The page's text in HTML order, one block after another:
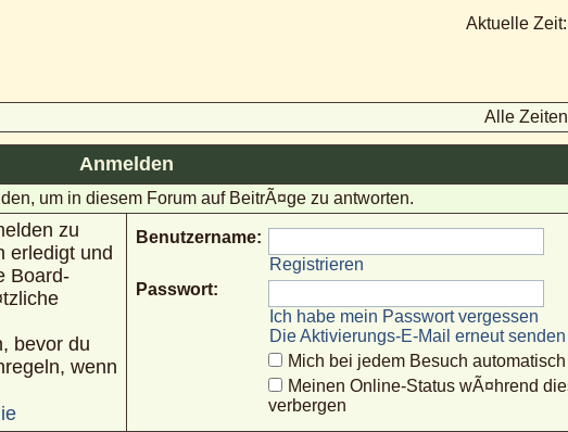
Aktuelle
Alle
Anmelden
um in diesem Forum auf BeitrÃ¤ge zu antworten.
zu
erledigt und
Board-
bevor du
wenn
Benutzername:
Registrieren
Passwort:
Ich habe mein Passwort vergessen
Die Aktivierungs-E-Mail erneut senden
Mich bei jedem Besuch
Meinen Online-Status wÃ¤hrend
verbergen